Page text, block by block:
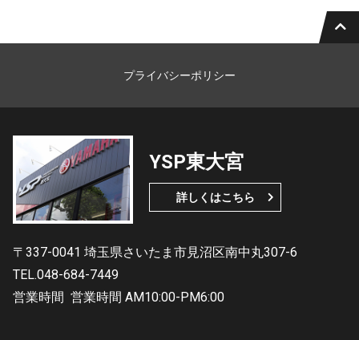
プライバシーポリシー
YSP東大宮
詳しくはこちら
〒337-0041 埼玉県さいたま市見沼区南中丸307-6
TEL.048-684-7449
営業時間 営業時間 AM10:00-PM6:00